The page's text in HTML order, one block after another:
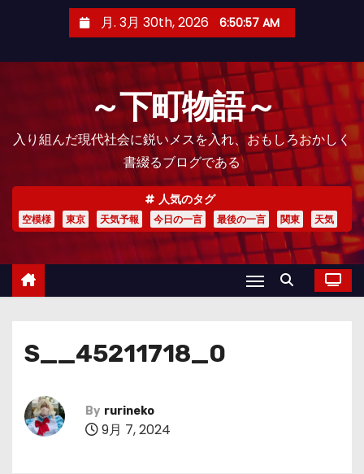
月. 3月 30th, 2026 6:50:59 AM
～下町物語～
入り組んだ現代社会に鋭いメスを入れ、おもしろおかしく
書綴るブログである
人気のタグ
空模様 東京 天気予報 今日の一言 最後の一言 関東 天気
S__45211718_0
By rurineko
9月 7, 2024